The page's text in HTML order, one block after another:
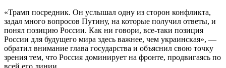
«Трамп посредник. Он услышал одну из сторон конфликта,
задал много вопросов Путину, на которые получил ответы, и
понял позицию России. Как ни говори, все-таки позиция
России для будущего мира здесь важнее, чем украинская», —
обратил внимание глава государства и объяснил свою точку
зрения тем, что Россия доминирует на фронте, продвигаясь по
всей его линии.